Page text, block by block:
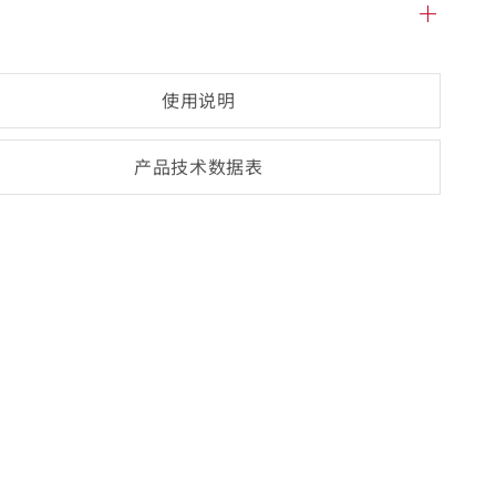
使用说明
产品技术数据表
(opens
PDF-